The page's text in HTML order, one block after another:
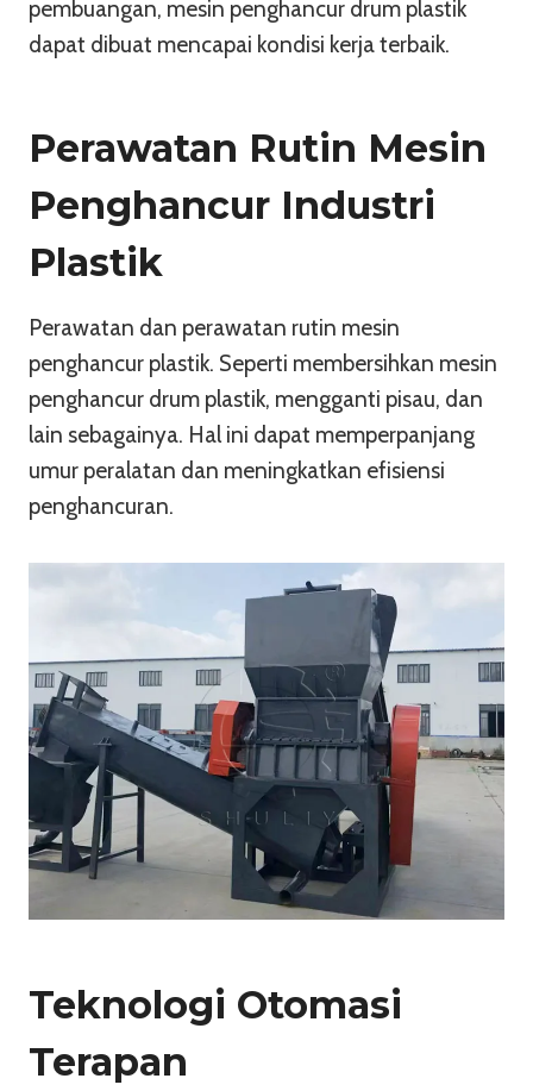
pembuangan, mesin penghancur drum plastik
dapat dibuat mencapai kondisi kerja terbaik.
Perawatan Rutin Mesin
Penghancur Industri
Plastik
Perawatan dan perawatan rutin mesin
penghancur plastik. Seperti membersihkan mesin
penghancur drum plastik, mengganti pisau, dan
lain sebagainya. Hal ini dapat memperpanjang
umur peralatan dan meningkatkan efisiensi
penghancuran.
Teknologi Otomasi
Terapan